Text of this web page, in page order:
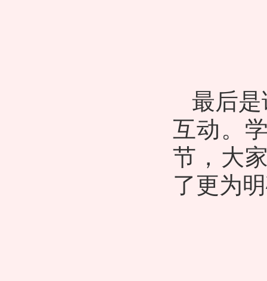
最后
互动。
节 ，大
了更为